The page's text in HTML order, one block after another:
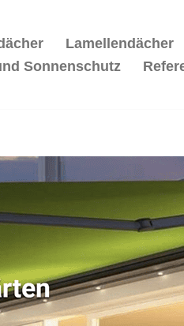
Lamellendächer
Sonnenschutz